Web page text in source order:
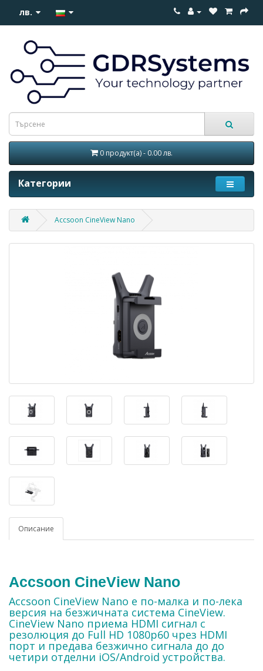
лв.
0 продукт(а) - 0.00 лв.
Категории
Accsoon CineView Nano
Описание
Accsoon CineView Nano
Accsoon CineView Nano е по-малка и по-лека
версия на безжичната система CineView.
CineView Nano приема HDMI сигнал с
резолюция до Full HD 1080p60 чрез HDMI
порт и предава безжично сигнала до до
четири отделни iOS/Android устройства.